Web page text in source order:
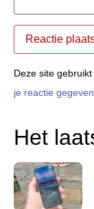
Deze site
je reactie
Het